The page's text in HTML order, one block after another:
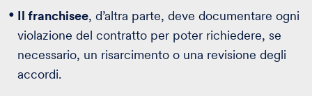
Il franchisee, d’altra parte, deve documentare ogni
violazione del contratto per poter richiedere, se
necessario, un risarcimento o una revisione degli
accordi.